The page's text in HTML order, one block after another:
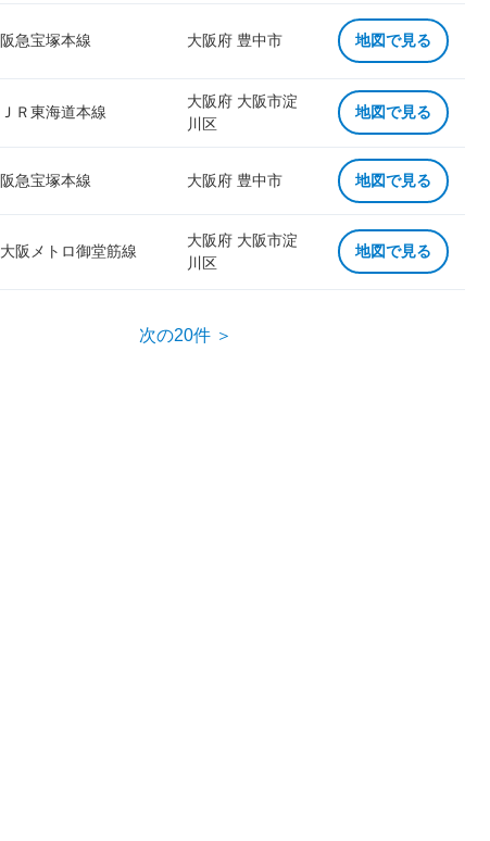
阪急宝塚本線 大阪府 豊中市 地図で見る
ＪＲ東海道本線
大阪府 大阪市淀
川区
地図で見る
阪急宝塚本線 大阪府 豊中市 地図で見る
大阪メトロ御堂筋線
大阪府 大阪市淀
川区
地図で見る
次の20件 ＞